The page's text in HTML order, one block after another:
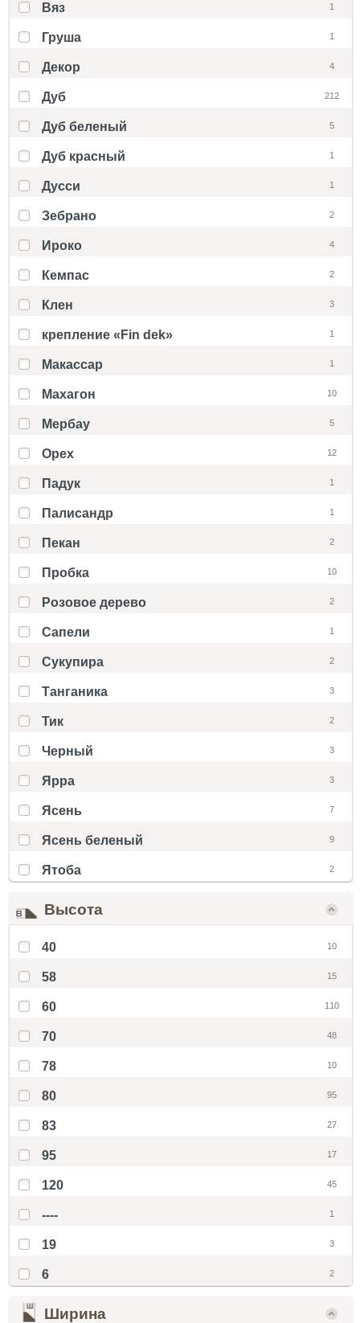
Вяз 1
Груша 1
Декор 4
Дуб 212
Дуб беленый 5
Дуб красный 1
Дусси 1
Зебрано 2
Ироко 4
Кемпас 2
Клен 3
крепление «Fin dek» 1
Макассар 1
Махагон 10
Мербау 5
Орех 12
Падук 1
Палисандр 1
Пекан 2
Пробка 10
Розовое дерево 2
Сапели 1
Сукупира 2
Танганика 3
Тик 2
Черный 3
Ярра 3
Ясень 7
Ясень беленый 9
Ятоба 2
Высота
40 10
58 15
60 110
70 48
78 10
80 95
83 27
95 17
120 45
---- 1
19 3
6 2
Ширина